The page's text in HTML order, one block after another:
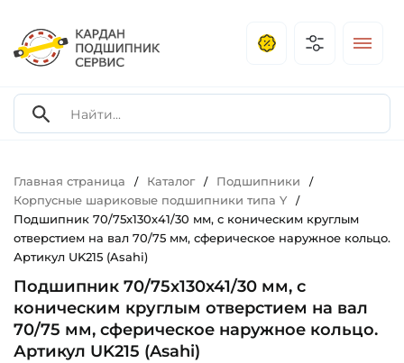
Главная страница / Каталог / Подшипники /
Корпусные шариковые подшипники типа Y /
Подшипник 70/75х130х41/30 мм, c коническим круглым
отверстием на вал 70/75 мм, сферическое наружное кольцо.
Артикул UK215 (Asahi)
Подшипник 70/75х130х41/30 мм, c
коническим круглым отверстием на вал
70/75 мм, сферическое наружное кольцо.
Артикул UK215 (Asahi)